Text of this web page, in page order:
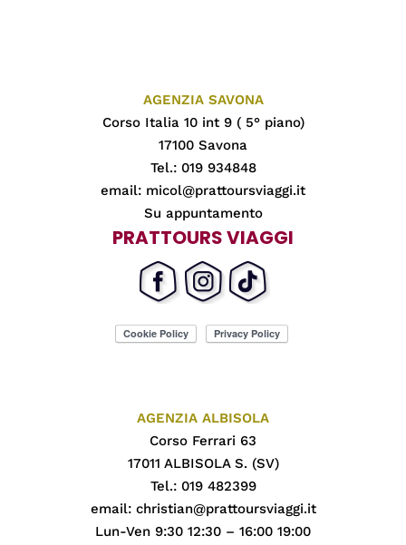
AGENZIA SAVONA
Corso Italia 10 int 9 ( 5° piano)
17100 Savona
Tel.: 019 934848
email: micol@prattoursviaggi.it
Su appuntamento
PRATTOURS VIAGGI
AGENZIA ALBISOLA
Corso Ferrari 63
17011 ALBISOLA S. (SV)
Tel.: 019 482399
email: christian@prattoursviaggi.it
Lun-Ven 9:30 12:30 – 16:00 19:00